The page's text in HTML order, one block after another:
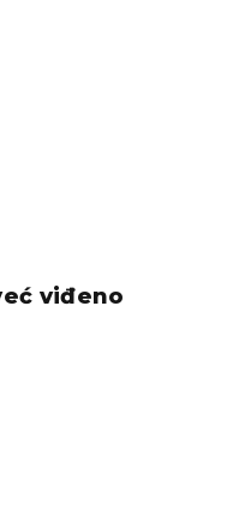
viđeno